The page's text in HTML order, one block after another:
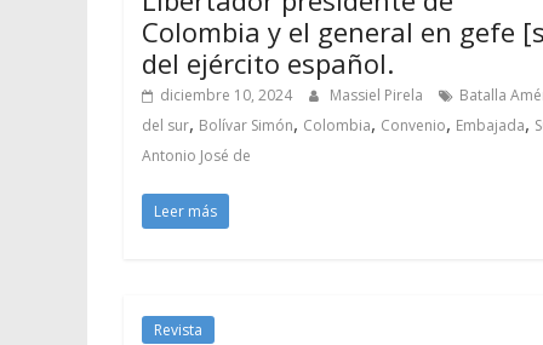
Colombia y el general en gefe
del ejército español.
diciembre 10, 2024 Massiel Pirela
Batalla
del sur, Bolívar Simón, Colombia, Convenio, Embajada,
Antonio José de
Leer más
Revista